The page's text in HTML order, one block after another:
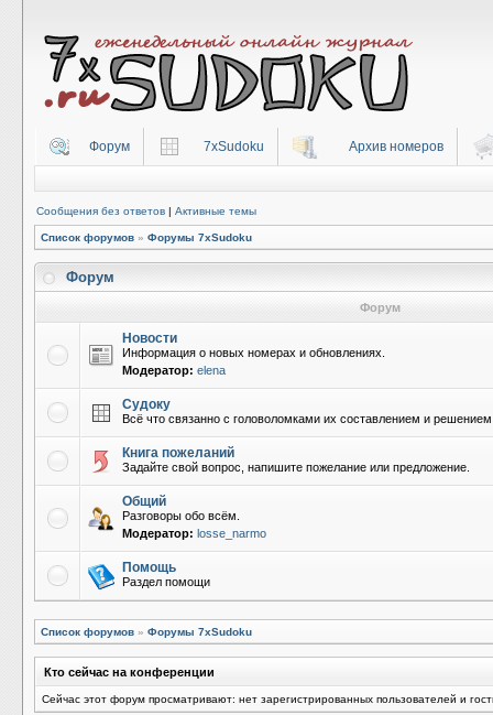
Форум 7xSudoku Архив номеров
Сообщения без ответов | Активные темы
Список форумов » Форумы 7xSudoku
Форум
Форум
Новости
Информация о новых номерах и обновлениях.
Модератор: elena
Судоку
Всё что связанно с головоломками их составлением и
Книга пожеланий
Задайте свой вопрос, напишите пожелание или предложение.
Общий
Разговоры обо всём.
Модератор: losse_narmo
Помощь
Раздел помощи
Список форумов » Форумы 7xSudoku
Кто сейчас на конференции
Сейчас этот форум просматривают: нет зарегистрированных пользователей и